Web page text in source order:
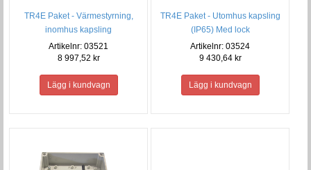
TR4E Paket - Värmestyrning,
inomhus kapsling
Artikelnr: 03521
8 997,52 kr
TR4E Paket - Utomhus kapsling
(IP65) Med lock
Artikelnr: 03524
9 430,64 kr